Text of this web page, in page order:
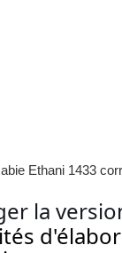
Ethani 1433
la